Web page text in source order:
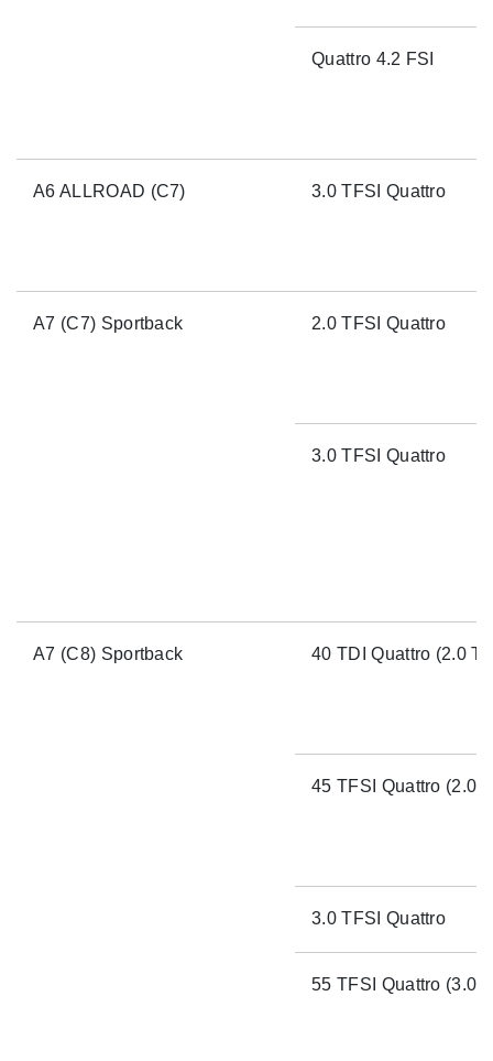
Quattro 4.2 FSI
A6 ALLROAD (C7) 3.0 TFSI Quattro
A7 (C7) Sportback 2.0 TFSI Quattro
3.0 TFSI Quattro
A7 (C8) Sportback 40 TDI Quattro (2.0
45 TFSI Quattro (2.0
3.0 TFSI Quattro
55 TFSI Quattro (3.0